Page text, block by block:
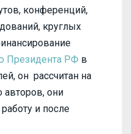
конференций,
круглых
Президента РФ в
он рассчитан на
авторов, они
и после